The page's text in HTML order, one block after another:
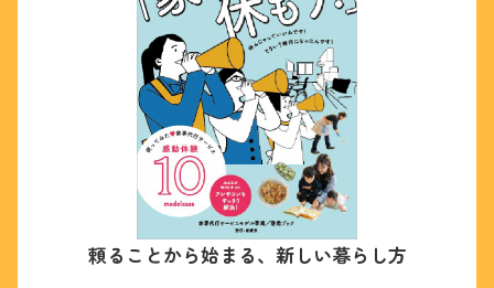
頼ることから始まる、新しい暮らし方